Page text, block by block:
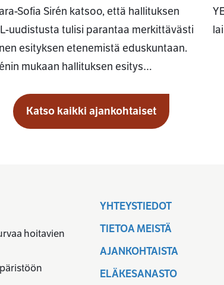
Sofia Sirén katsoo, että hallituksen
uudistusta tulisi parantaa merkittävästi
esityksen etenemistä eduskuntaan.
mukaan hallituksen esitys…
Katso kaikki ajankohtaiset
hoitavien
YHTEYSTIEDOT
TIETOA MEISTÄ
AJANKOHTAISTA
ELÄKESANASTO